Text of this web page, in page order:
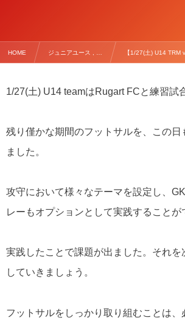
HOME ジュニアユース , … 【1/27(土) U14 TRM
1/27(土) U14 teamはRugart FCと練習試
残り僅かな期間のフットサルを、この日
ました。
攻守において様々なテーマを設定し、
レーもオプションとして実践することが
実践したことで課題が出ました。 それを
していきましょう。
フットサルをしっかり取り組むことは、